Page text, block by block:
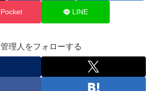
Pocket LINE
管理人をフォローする